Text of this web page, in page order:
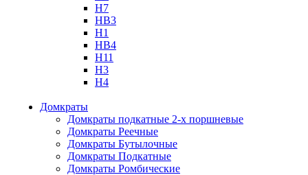
H7
HB3
H1
HB4
H11
H3
H4
Домкраты
Домкраты подкатные 2-х поршневые
Домкраты Реечные
Домкраты Бутылочные
Домкраты Подкатные
Домкраты Ромбические